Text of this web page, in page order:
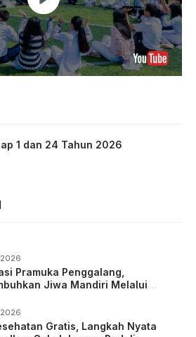
1 dan 24 Tahun 2026
Pramuka Penggalang,
Jiwa Mandiri Melalui
Gratis, Langkah Nyata